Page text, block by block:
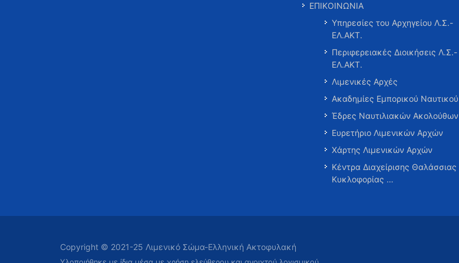
ΕΠΙΚΟΙΝΩΝΙΑ
Υπηρεσίες του Αρχηγείου Λ.Σ.-
ΕΛ.ΑΚΤ.
Περιφερειακές Διοικήσεις Λ.Σ.-
ΕΛ.ΑΚΤ.
Λιμενικές Αρχές
Ακαδημίες Εμπορικού Ναυτικού
Έδρες Ναυτιλιακών Ακολούθων
Ευρετήριο Λιμενικών Αρχών
Χάρτης Λιμενικών Αρχών
Κέντρα Διαχείρισης Θαλάσσιας
Κυκλοφορίας …
Copyright © 2021-25 Λιμενικό Σώμα-Ελληνική Ακτοφυλακή